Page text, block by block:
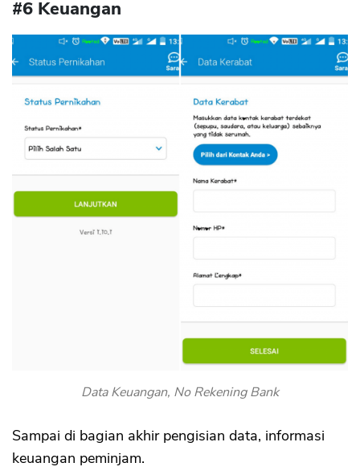
#6 Keuangan
Data Keuangan, No Rekening Bank
Sampai di bagian akhir pengisian data, informasi
keuangan peminjam.
OK
CANCEL